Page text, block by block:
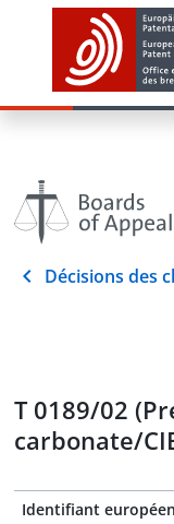
Décisions des
T 0189/02
carbonate/
Identifiant